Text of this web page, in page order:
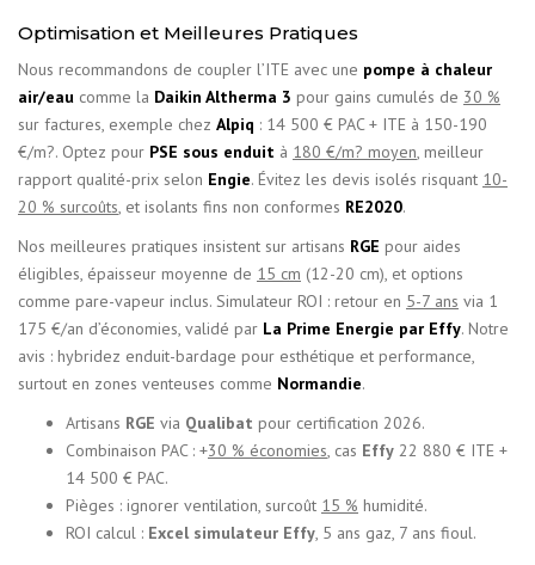
Optimisation et Meilleures Pratiques
Nous recommandons de coupler l’ITE avec une pompe à chaleur
air/eau comme la Daikin Altherma 3 pour gains cumulés de 30 %
sur factures, exemple chez Alpiq : 14 500 € PAC + ITE à 150-190
€/m?. Optez pour PSE sous enduit à 180 €/m? moyen, meilleur
rapport qualité-prix selon Engie. Évitez les devis isolés risquant 10-
20 % surcoûts, et isolants fins non conformes RE2020.
Nos meilleures pratiques insistent sur artisans RGE pour aides
éligibles, épaisseur moyenne de 15 cm (12-20 cm), et options
comme pare-vapeur inclus. Simulateur ROI : retour en 5-7 ans via 1
175 €/an d’économies, validé par La Prime Energie par Effy. Notre
avis : hybridez enduit-bardage pour esthétique et performance,
surtout en zones venteuses comme Normandie.
Artisans RGE via Qualibat pour certification 2026.
Combinaison PAC : +30 % économies, cas Effy 22 880 € ITE +
14 500 € PAC.
Pièges : ignorer ventilation, surcoût 15 % humidité.
ROI calcul : Excel simulateur Effy, 5 ans gaz, 7 ans fioul.